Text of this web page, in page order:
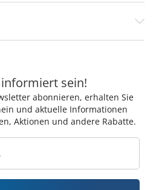
sein!
abonnieren, erhalten Sie
und aktuelle Informationen
Aktionen und andere Rabatte.